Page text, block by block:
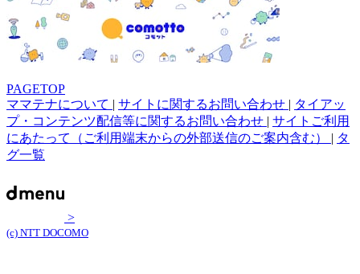
PAGETOP
ママテナについて | サイトに関するお問い合わせ | タイアッ
プ・コンテンツ配信等に関するお問い合わせ | サイトご利用
にあたって（ご利用端末からの外部送信のご案内含む） | タ
グ一覧
>
(c) NTT DOCOMO